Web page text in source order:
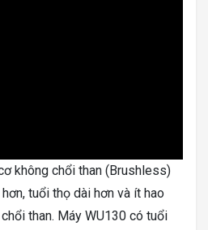
không chổi than (Brushless)
tuổi thọ dài hơn và ít hao
than. Máy WU130 có tuổi